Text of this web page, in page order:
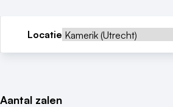
Locatie
Aantal zalen